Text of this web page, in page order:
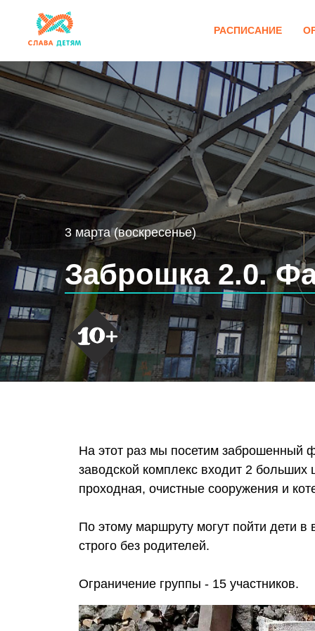
РАСПИСАНИЕ
Заброшка 2.0.
3 марта (воскресенье)
На этот раз мы посетим заброшенный
заводской комплекс входит 2
проходная, очистные сооружения и
По этому маршруту могут пойти дети в
строго без родителей.
Ограничение группы - 15 участников.